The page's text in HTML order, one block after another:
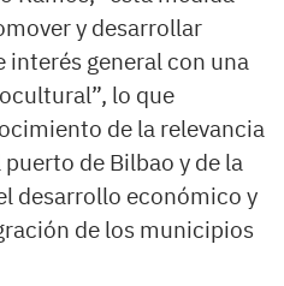
y desarrollar
interés general con una
lo que
de la relevancia
de Bilbao y de la
desarrollo económico y
de los municipios